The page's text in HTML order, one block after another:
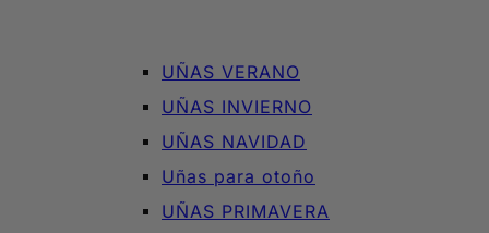
UÑAS VERANO
UÑAS INVIERNO
UÑAS NAVIDAD
Uñas para otoño
UÑAS PRIMAVERA